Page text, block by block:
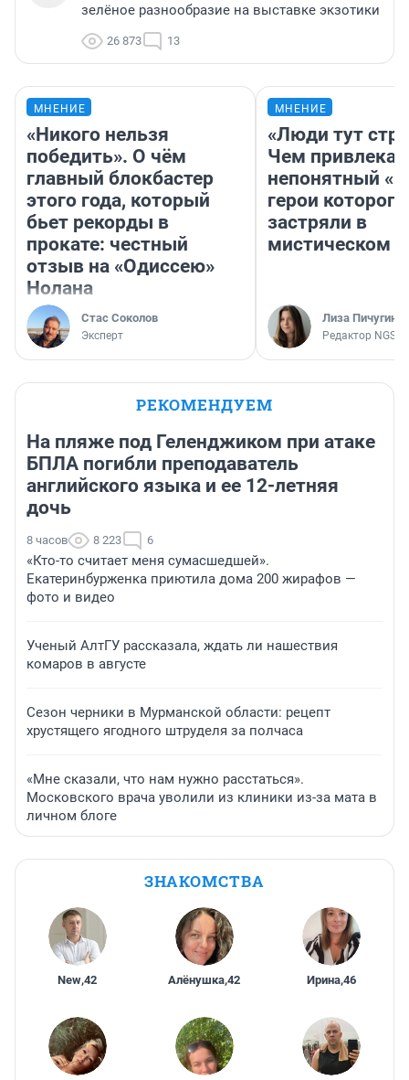
зелёное разнообразие на выставке экзотики
26 873 13
МНЕНИЕ
«Никого нельзя
победить». О чём
главный блокбастер
этого года, который
бьет рекорды в
прокате: честный
отзыв на «Одиссею»
Нолана
Стас Соколов
Эксперт
МНЕНИЕ
«Люди тут
Чем
непонятный
герои которого
застряли в
мистическом
Лиза Пичугина
Редактор
РЕКОМЕНДУЕМ
На пляже под Геленджиком при атаке
БПЛА погибли преподаватель
английского языка и ее 12-летняя
дочь
8 часов 8 223 6
«Кто-то считает меня сумасшедшей».
Екатеринбурженка приютила дома 200 жирафов —
фото и видео
Ученый АлтГУ рассказала, ждать ли нашествия
комаров в августе
Сезон черники в Мурманской области: рецепт
хрустящего ягодного штруделя за полчаса
«Мне сказали, что нам нужно расстаться».
Московского врача уволили из клиники из-за мата в
личном блоге
ЗНАКОМСТВА
New,42 Алёнушка,42 Ирина,46